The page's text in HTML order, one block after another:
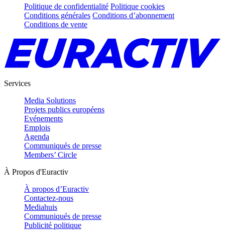
Politique de confidentialité Politique cookies
Conditions générales Conditions d’abonnement
Conditions de vente
Services
Media Solutions
Projets publics européens
Evénements
Emplois
Agenda
Communiqués de presse
Members’ Circle
À Propos d'Euractiv
À propos d’Euractiv
Contactez-nous
Mediahuis
Communiqués de presse
Publicité politique